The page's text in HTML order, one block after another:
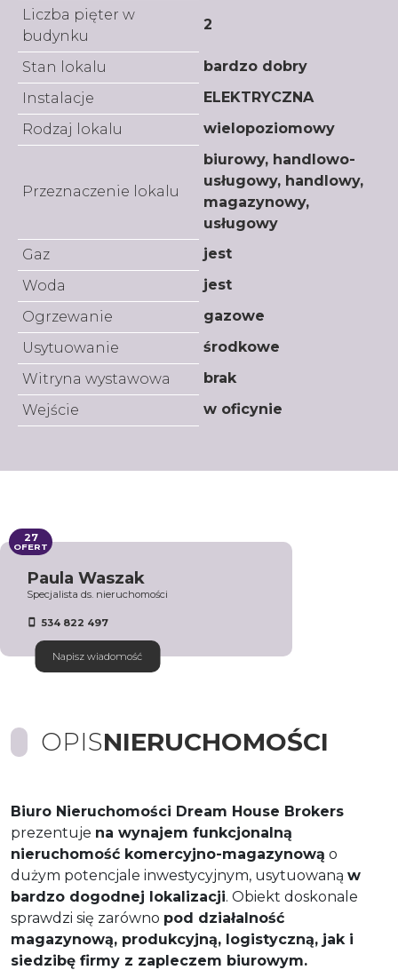
Liczba pięter w
budynku
2
Stan lokalu
bardzo dobry
Instalacje
ELEKTRYCZNA
Rodzaj lokalu
wielopoziomowy
Przeznaczenie lokalu
biurowy, handlowo-
usługowy, handlowy,
magazynowy,
usługowy
Gaz
jest
Woda
jest
Ogrzewanie
gazowe
Usytuowanie
środkowe
Witryna wystawowa
brak
Wejście
w oficynie
Paula Waszak
Specjalista ds. nieruchomości
534 822 497
Napisz wiadomość
27
OFERT
OPISNIERUCHOMOŚCI
Biuro Nieruchomości Dream House Brokers
prezentuje na wynajem funkcjonalną
nieruchomość komercyjno-magazynową o
dużym potencjale inwestycyjnym, usytuowaną w
bardzo dogodnej lokalizacji. Obiekt doskonale
sprawdzi się zarówno pod działalność
magazynową, produkcyjną, logistyczną, jak i
siedzibę firmy z zapleczem biurowym.